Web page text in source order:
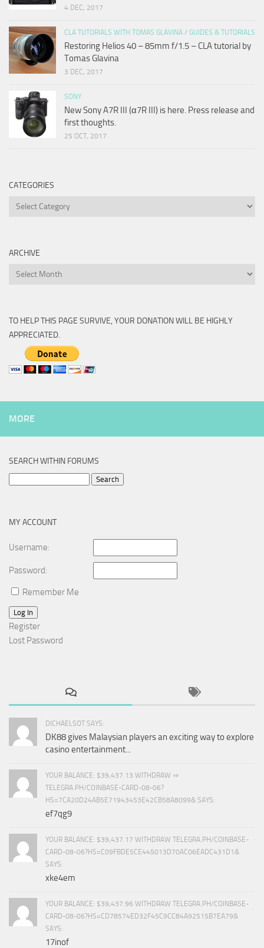
4 DEC, 2017
CLA TUTORIALS WITH TOMAS GLAVINA / GUIDES & TUTORIALS
Restoring Helios 40 – 85mm f/1.5 – CLA tutorial by
Tomas Glavina
3 DEC, 2017
SONY
New Sony A7R III (α7R III) is here. Press release and
first thoughts.
25 OCT, 2017
CATEGORIES
Categories
ARCHIVE
Archive
TO HELP THIS PAGE SURVIVE, YOUR DONATION WILL BE HIGHLY
APPRECIATED.
MORE
SEARCH WITHIN FORUMS
MY ACCOUNT
Username:
Password:
Remember Me
Log In
Register
Lost Password
DICHAELSOT SAYS:
DK88 gives Malaysian players an exciting way to explore
casino entertainment...
YOUR BALANCE: $39,437.13 WITHDRAW ⇒
TELEGRA.PH/COINBASE-CARD-08-06?
HS=7CA20D24AB5E71943453E42CB58A8099& SAYS:
ef7qg9
YOUR BALANCE: $39,437.17 WITHDRAW TELEGRA.PH/COINBASE-
CARD-08-06?HS=C09FBDE5CE445013D70AC06EADC431D1&
SAYS:
xke4em
YOUR BALANCE: $39,437.96 WITHDRAW TELEGRA.PH/COINBASE-
CARD-08-06?HS=CD78574ED32F45C9CC84A92515B7EA79&
SAYS:
17inof